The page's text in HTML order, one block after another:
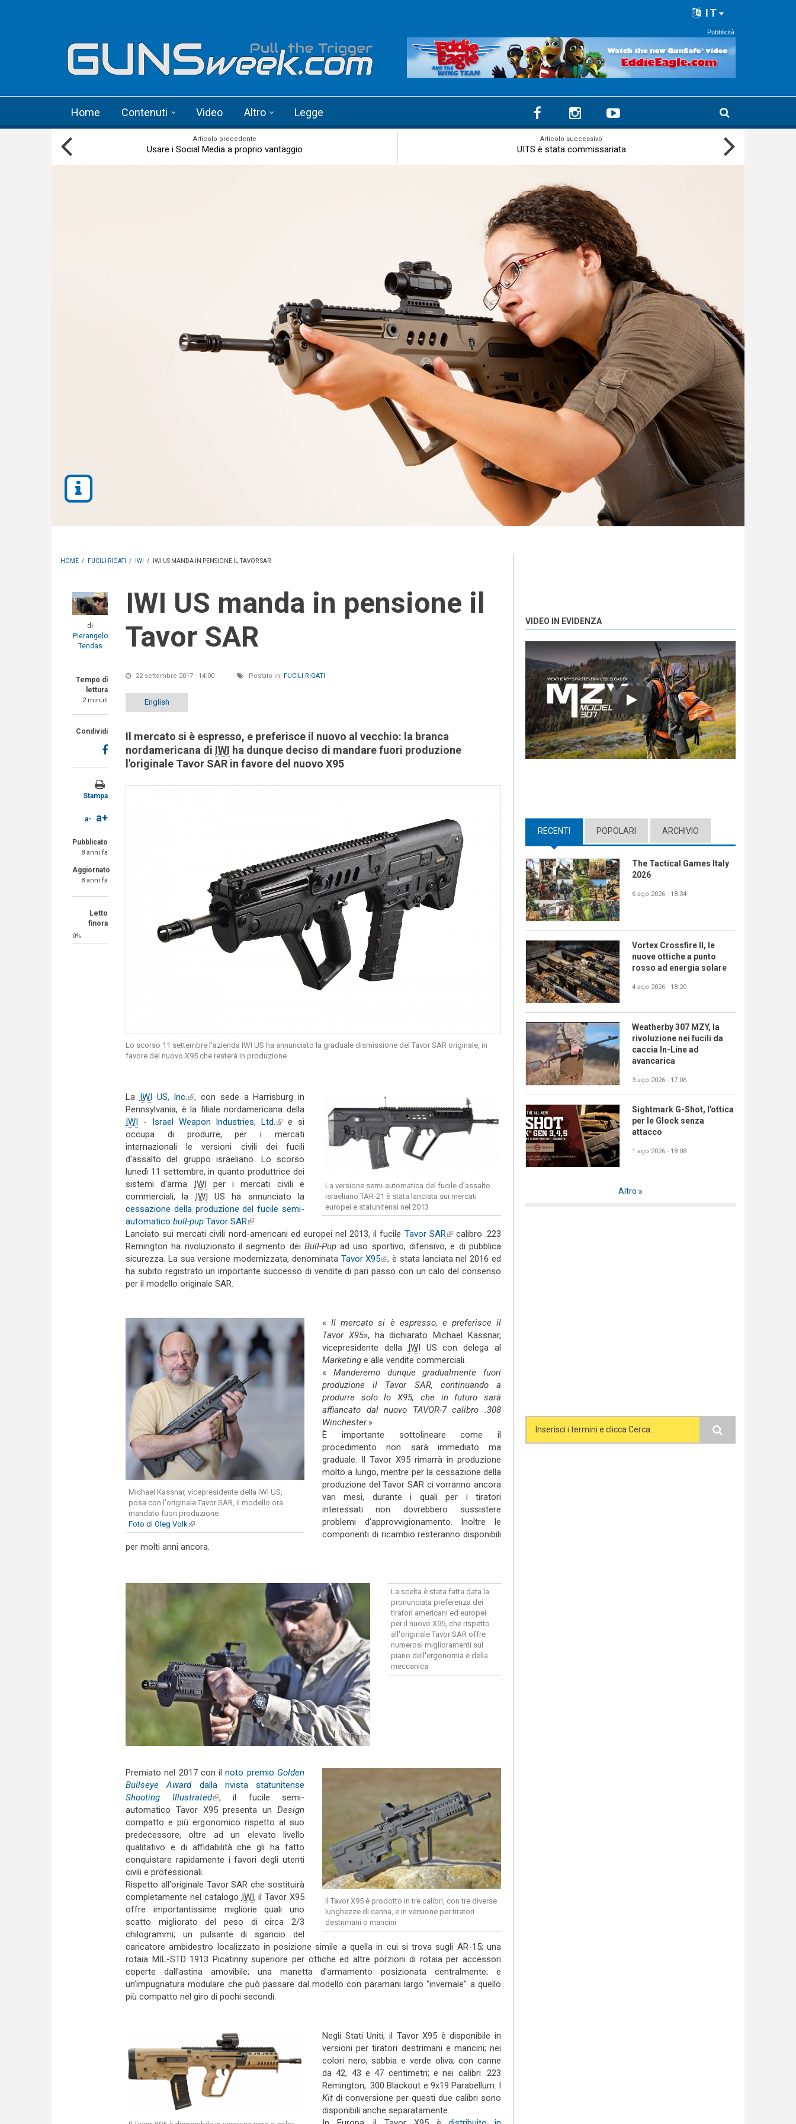
IT
Pubblicità
Home Contenuti Video Altro Legge
Articolo precedente
Usare i Social Media a proprio vantaggio
Articolo successivo
UITS è stata commissariata
HOME / FUCILI RIGATI / IWI / IWI US MANDA IN PENSIONE IL TAVOR SAR
di
Pierangelo
Tendas
Tempo di
lettura
2 minuti
Condividi
Stampa
a- a+
Pubblicato
8 anni fa
Aggiornato
8 anni fa
Letto
finora
0%
IWI US manda in pensione il
Tavor SAR
22 settembre 2017 - 14:00 Postato in: FUCILI RIGATI
English
Il mercato si è espresso, e preferisce il nuovo al vecchio: la branca
nordamericana di IWI ha dunque deciso di mandare fuori produzione
l'originale Tavor SAR in favore del nuovo X95
Lo scorso 11 settembre l'azienda IWI US ha annunciato la graduale dismissione del Tavor SAR originale, in
favore del nuovo X95 che resterà in produzione
La versione semi-automatica del fucile d'assalto
israeliano TAR-21 è stata lanciata sui mercati
europei e statunitensi nel 2013
La IWIUS, Inc.(link is external)
, con sede a Harrisburg in
Pennsylvania, è la filiale nordamericana della
IWI - Israel Weapon Industries, Ltd.(link is external)
e si
occupa di produrre, per i mercati
internazionali le versioni civili dei fucili
d'assalto del gruppo israeliano. Lo scorso
lunedì 11 settembre, in quanto produttrice dei
sistemi d'arma IWI per i mercati civili e
commerciali, la IWI US ha annunciato la
cessazione della produzione del fucile semi-
automatico bull-pup Tavor SAR(link is external)
.
Lanciato sui mercati civili nord-americani ed europei nel 2013, il fucile Tavor SAR(link is
external)
calibro .223
Remington ha rivoluzionato il segmento dei Bull-Pupad uso sportivo, difensivo, e di pubblica
sicurezza. La sua versione modernizzata, denominata Tavor X95(link is external)
, è stata lanciata nel 2016 ed
ha subito registrato un importante successo di vendite di pari passo con un calo del consenso
per il modello originale SAR.
Michael Kassnar, vicepresidente della IWI US,
posa con l'originale Tavor SAR, il modello ora
mandato fuori produzione
Foto di Oleg Volk (link is external)
«Il mercato si è espresso, e preferisce il
Tavor X95», ha dichiarato Michael Kassnar,
vicepresidente della IWI US con delega al
Marketing e alle vendite commerciali.
« Manderemo dunque gradualmente fuori
produzione il Tavor SAR, continuando a
produrre solo lo X95, che in futuro sarà
affiancato dal nuovo TAVOR-7 calibro .308
Winchester.»
È importante sottolineare come il
procedimento non sarà immediato ma
graduale. Il Tavor X95 rimarrà in produzione
molto a lungo, mentre per la cessazione della
produzione del Tavor SAR ci vorranno ancora
vari mesi, durante i quali per i tiratori
interessati non dovrebbero sussistere
problemi d'approvvigionamento. Inoltre le
componenti di ricambio resteranno disponibili
per molti anni ancora.
La scelta è stata fatta data la
pronunciata preferenza dei
tiratori americani ed europei
per il nuovo X95, che rispetto
all'originale Tavor SAR offre
numerosi miglioramenti sul
piano dell'ergonomia e della
meccanica
Il Tavor X95 è prodotto in tre calibri, con tre diverse
lunghezze di canna, e in versione per tiratori
destrimani o mancini
Premiato nel 2017 con ilnoto premio Golden
Bullseye Awarddalla rivista statunitense
Shooting Illustrated(link is external)
, il fucile semi-
automatico Tavor X95 presenta un Design
compatto e più ergonomico rispetto al suo
predecessore, oltre ad un elevato livello
qualitativo e di affidabilità che gli ha fatto
conquistare rapidamente i favori degli utenti
civili e professionali.
Rispetto all'originale Tavor SAR che sostituirà
completamente nel catalogo IWI , il Tavor X95
offre importantissime migliorie quali uno
scatto migliorato del peso di circa 2/3
chilogrammi; un pulsante di sgancio del
caricatore ambidestro localizzato in posizione simile a quella in cui si trova sugli AR-15; una
rotaia MIL-STD 1913 Picatinny superiore per ottiche ed altre porzioni di rotaia per accessori
coperte dall'astina amovibile; una manetta d'armamento posizionata centralmente; e
un'impugnatura modulare che può passare dal modello con paramani largo "invernale" a quello
più compatto nel giro di pochi secondi.
Negli Stati Uniti, il Tavor X95 è disponibile in
versioni per tiratori destrimani e mancini; nei
colori nero, sabbia e verde oliva; con canne
da 42, 43 e 47 centimetri; e nei calibri .223
Remington, .300 Blackout e 9x19 Parabellum. I
Kit di conversione per questi due calibri sono
disponibili anche separatamente.
VIDEO IN EVIDENZA
Play
RECENTI (ACTIVE TAB)
POPOLARI ARCHIVIO
The Tactical Games Italy
2026
6 ago 2026 - 18:34
Vortex Crossfire II, le
nuove ottiche a punto
rosso ad energia solare
4 ago 2026 - 18:20
Weatherby 307 MZY, la
rivoluzione nei fucili da
caccia In-Line ad
avancarica
3 ago 2026 - 17:06
Sightmark G-Shot, l'ottica
per le Glock senza
attacco
1 ago 2026 - 18:08
Altro
Search form